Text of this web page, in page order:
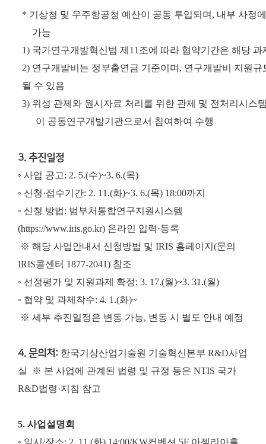
* 기상청 및 우주항공청 예산이 공동 투입되며, 내부 사정
가능
1) 국가연구개발혁신법 제11조에 따라 협약기간은 해당
2) 연구개발비는 정부출연금 기준이며, 연구개발비 지원
될 수 있음
3) 위성 관제와 원시자료 처리를 위한 관제 및 전처리시스
이 공동연구개발기관으로서 참여하여 수행
3. 추진일정
◦ 사업 공고: 2. 5.(수)~3. 6.(목)
◦ 신청·접수기간: 2. 11.(화)~3. 6.(목) 18:00까지
◦ 신청 방법: 범부처통합연구지원시스템
(https://www.iris.go.kr) 온라인 입력·등록
※ 해당 사업안내서 신청방법 및 IRIS 홈페이지(문의
IRIS콜센터 1877-2041) 참조
◦ 선정평가 및 지원과제 확정: 3. 17.(월)~3. 31.(월)
◦ 협약 및 과제착수: 4. 1.(화)~
※ 세부 추진일정은 변동 가능, 변동 시 별도 안내 예정
4. 문의처: 한국기상산업기술원 기술혁신본부 R&D사업
실
※ 본 사업에 관계된 법령 및 규정 등은 NTIS 국가
R&D법령·지침 참고
5. 사업설명회
◦ 일시/장소: 2. 11.(화) 14:00/KW컨벤션 5F 아젤리아홀